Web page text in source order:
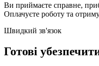
Ви приймаєте справне,
Оплачуєте роботу та
Швидкий зв'язок
Готові